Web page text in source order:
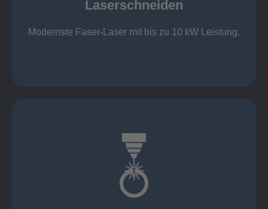
Laserschneiden
Modernste Faser-Laser mit bis zu 10 kW Leistung.
Laserschneiden
Stahl bis 12 mm oxidfrei (Schmelzschneiden)
Nichtrostende Stähle 15 mm (oxidfrei)
Aluminium 10 mm (oxidfrei)